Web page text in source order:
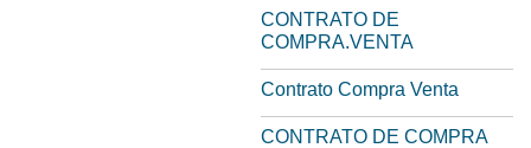
CONTRATO DE
COMPRA.VENTA
Contrato Compra Venta
CONTRATO DE COMPRA